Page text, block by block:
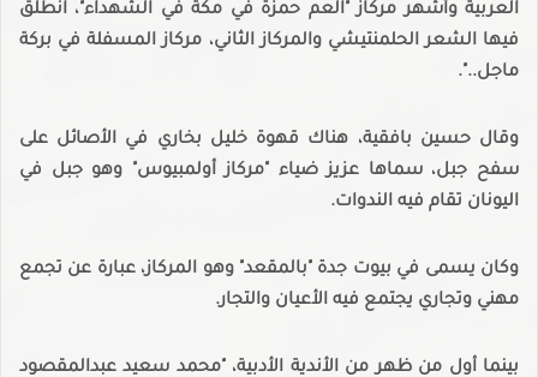
العربية وأشهر مركاز "العم حمزة في مكة في الشهداء"، انطلق
فيها الشعر الحلمنتيشي والمركاز الثاني، مركاز المسفلة في بركة
ماجل..".
وقال حسين بافقية، هناك قهوة خليل بخاري في الأصائل على
سفح جبل، سماها عزيز ضياء "مركاز أولمبيوس" وهو جبل في
اليونان تقام فيه الندوات.
وكان يسمى في بيوت جدة "بالمقعد" وهو المركاز، عبارة عن تجمع
مهني وتجاري يجتمع فيه الأعيان والتجار.
بينما أول من ظهر من الأندية الأدبية، "محمد سعيد عبدالمقصود